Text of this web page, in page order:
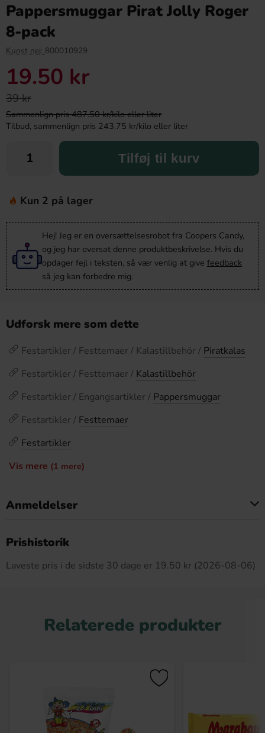
Pappersmuggar Pirat Jolly Roger
8-pack
Kunst nej: 800010929
19.50 kr
39 kr
Sammenlign pris 487.50 kr/kilo eller liter
Tilbud, sammenlign pris 243.75 kr/kilo eller liter
Tilføj til kurv
Kun 2 på lager
Hej! Jeg er en oversættelsesrobot fra Coopers Candy,
og jeg har oversat denne produktbeskrivelse. Hvis du
opdager fejl i teksten, så vær venlig at give feedback
så jeg kan forbedre mig.
Udforsk mere som dette
Festartikler / Festtemaer / Kalastillbehör / Piratkalas
Festartikler / Festtemaer / Kalastillbehör
Festartikler / Engangsartikler / Pappersmuggar
Festartikler / Festtemaer
Festartikler
Vis mere (1 mere)
Anmeldelser
Prishistorik
Laveste pris i de sidste 30 dage er 19.50 kr (2026-08-06)
Relaterede produkter